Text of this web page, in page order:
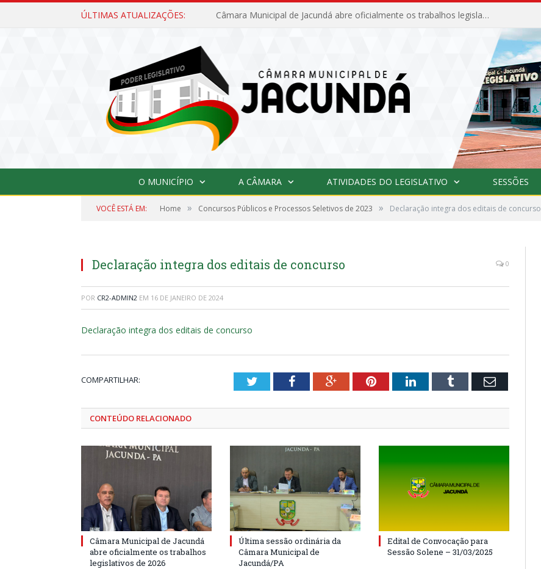
ÚLTIMAS ATUALIZAÇÕES: Câmara Municipal de Jacundá abre oficialmente os trabalhos legislativos de 2026
O MUNICÍPIO A CÂMARA ATIVIDADES DO LEGISLATIVO SESSÕES
VOCÊ ESTÁ EM: Home » Concursos Públicos e Processos Seletivos de 2023 » Declaração integra dos editais de concurso
Declaração integra dos editais de concurso 0
POR CR2-ADMIN2 EM 16 DE JANEIRO DE 2024
Declaração integra dos editais de concurso
COMPARTILHAR: TwitterFacebookGoogle+PinterestLinkedInTumblr Email
CONTEÚDO RELACIONADO
Câmara Municipal de Jacundá
abre oficialmente os trabalhos
legislativos de 2026
Última sessão ordinária da
Câmara Municipal de
Jacundá/PA
Edital de Convocação para
Sessão Solene – 31/03/2025